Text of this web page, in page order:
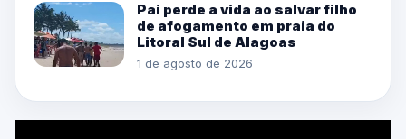
Pai perde a vida ao salvar filho
de afogamento em praia do
Litoral Sul de Alagoas
1 de agosto de 2026